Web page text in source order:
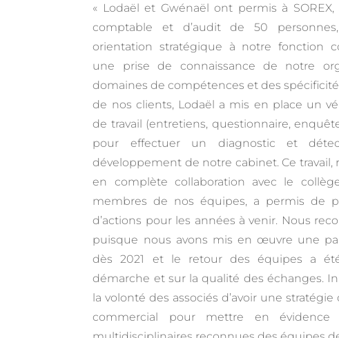
« Lodaël et Gwénaël ont permis à SOREX,
comptable et d’audit de 50
orientation stratégique à notre fonction
une prise de connaissance de notre
domaines de compétences et des
de nos clients, Lodaël a mis en place un
de travail (entretiens, questionnaire,
pour effectuer un diagnostic et
développement de notre cabinet. Ce travail,
en complète collaboration avec le
membres de nos équipes, a permis de
d’actions pour les années à venir. Nous
puisque nous avons mis en œuvre une
dès 2021 et le retour des équipes a
démarche et sur la qualité des échanges.
la volonté des associés d’avoir une
commercial pour mettre en évidence